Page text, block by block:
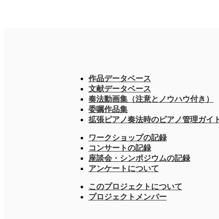
作品データベース
文献データベース
奏法動画集（注意とノウハウ付き）
委嘱作品集
拡張ピアノ奏法時のピアノ管理ガイ
ワークショップの記録
コンサートの記録
座談会・シンポジウムの記録
アンケートについて
このプロジェクトについて
プロジェクトメンバー